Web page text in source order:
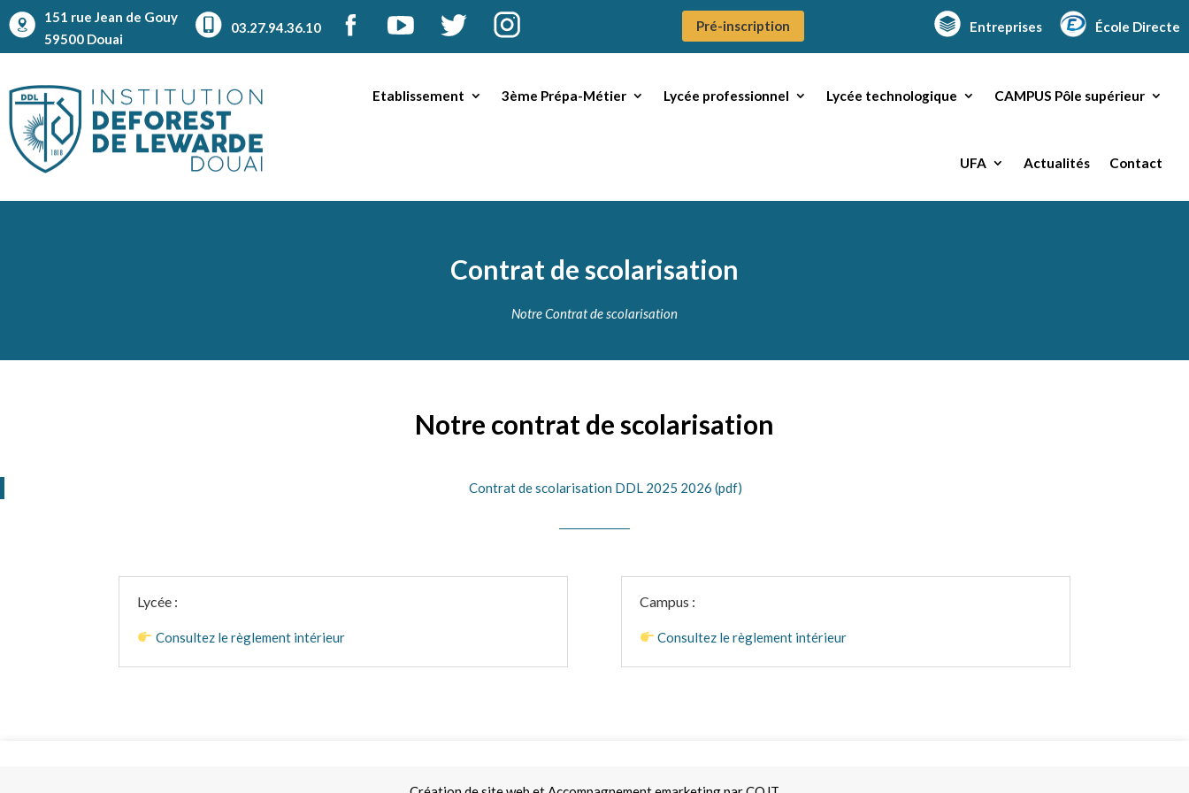
151 rue Jean de Gouy
59500 Douai
03.27.94.36.10 Pré-inscription Entreprises École Directe
Etablissement 3ème Prépa-Métier Lycée professionnel Lycée technologique CAMPUS Pôle supérieur
UFA Actualités Contact
Contrat de scolarisation
Notre Contrat de scolarisation
Notre contrat de scolarisation
Contrat de scolarisation DDL 2025 2026 (pdf)
Lycée :
Consultez le règlement intérieur
Campus :
Consultez le règlement intérieur